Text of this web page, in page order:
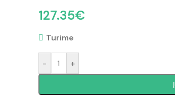
127.35€
Turime
- +